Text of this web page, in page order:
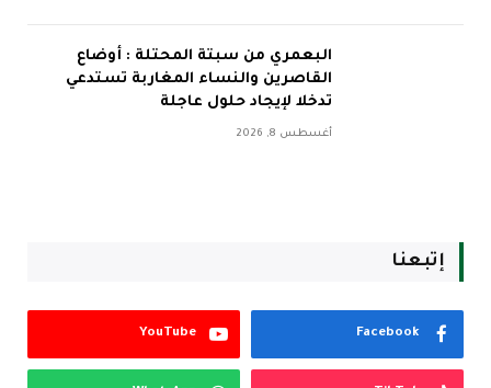
البعمري من سبتة المحتلة : أوضاع
القاصرين والنساء المغاربة تستدعي
تدخلا لإيجاد حلول عاجلة
أغسطس 8, 2026
إتبعنا
Facebook
YouTube